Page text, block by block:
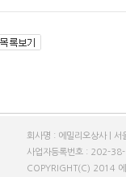
회사명 : 에밀리오상사 |
사업자등록번호 : 202-
COPYRIGHT(C) 2014 에